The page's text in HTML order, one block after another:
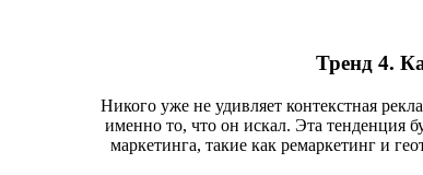
Тренд 4.
Никого уже не удивляет контекстная
именно то, что он искал. Эта тенденция
маркетинга, такие как ремаркетинг и